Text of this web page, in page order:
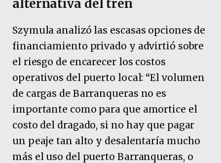
alternativa del tren
Szymula analizó las escasas opciones de
financiamiento privado y advirtió sobre
el riesgo de encarecer los costos
operativos del puerto local: “El volumen
de cargas de Barranqueras no es
importante como para que amortice el
costo del dragado, si no hay que pagar
un peaje tan alto y desalentaría mucho
más el uso del puerto Barranqueras, o